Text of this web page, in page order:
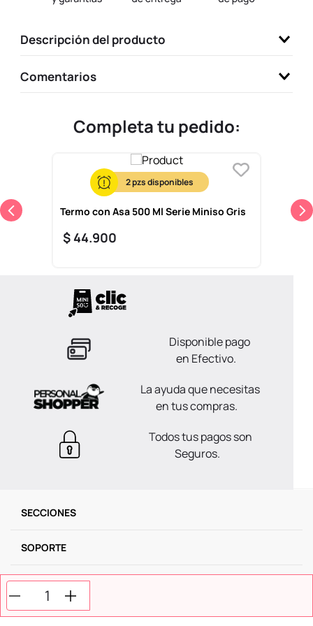
Descripción del producto
Comentarios
Completa tu pedido:
2
Termo con Asa 500 Ml Serie Miniso Gris
$ 44.900
Disponible pago
en Efectivo.
La ayuda que necesitas
en tus compras.
Todos tus pagos son
Seguros.
SECCIONES
SOPORTE
SERVICIOS
NOSOTROS
10. llaveros